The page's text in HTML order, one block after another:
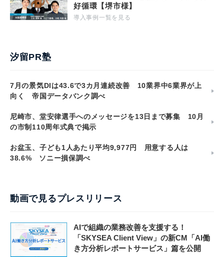
好循環【堺市様】
導入事例一覧を見る
汐留PR塾
7月の景気DIは43.6で3カ月連続改善 10業界中6業界が上
向く 帝国データバンク調べ
尼崎市、堂安律選手へのメッセージを13日まで募集 10月
の市制110周年式典で掲示
お盆玉、子ども1人あたり平均9,977円 用意する人は
38.6% ソニー損保調べ
動画で見るプレスリリース
AIで組織の業務改善を支援する！
「SKYSEA Client View」の新CM「AI働
き方分析レポートサービス」篇を公開